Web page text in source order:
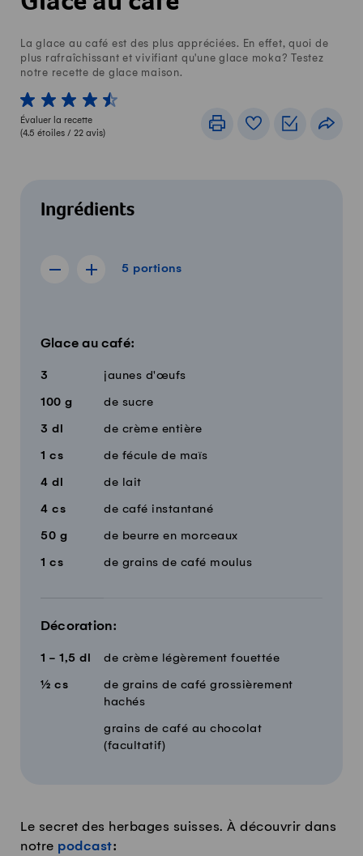
La glace au café est des plus appréciées. En effet, quoi de
plus rafraîchissant et vivifiant qu'une glace moka? Testez
notre recette de glace maison.
1 von 5 étoiles
2 von 5 étoiles
3 von 5 étoiles
4 von 5 étoiles
5 von 5 étoiles
Évaluer la recette
(4.5 étoiles / 22 avis)
ImprimerLivre de recettes
Listes de
Ingrédients
5 portions
Afficher la recette de 4 portions
Afficher la recette de 6 portions
5 portions
Glace au café:
3 jaunes d'œufs
100 g de sucre
3 dl de crème entière
1 cs de fécule de maïs
4 dl de lait
4 cs de café instantané
50 g de beurre en morceaux
1 cs de grains de café moulus
Décoration:
1 - 1,5 dl de crème légèrement fouettée
½ cs
de grains de café grossièrement
hachés
grains de café au chocolat
(facultatif)
Le secret des herbages suisses. À découvrir dans
notre podcast: